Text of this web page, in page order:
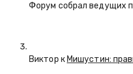
Форум собрал ведущих
Виктор кМишустин: